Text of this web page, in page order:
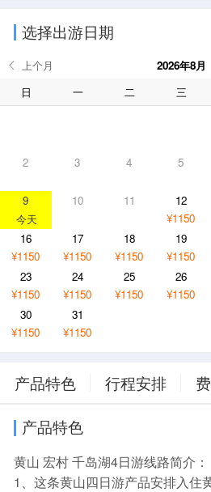
选择出游日期
2026年8月
日
一 二 三
2 3 4 5
9 10 11
12
¥1150
16
¥1150
17
¥1150
18
¥1150
19
¥1150
23
¥1150
24
¥1150
25
¥1150
26
¥1150
30
¥1150
31
¥1150
产品特色 行程安排
产品特色
黄山 宏村 千岛湖4日游线路简介：
1、这条黄山四日游产品安排入住